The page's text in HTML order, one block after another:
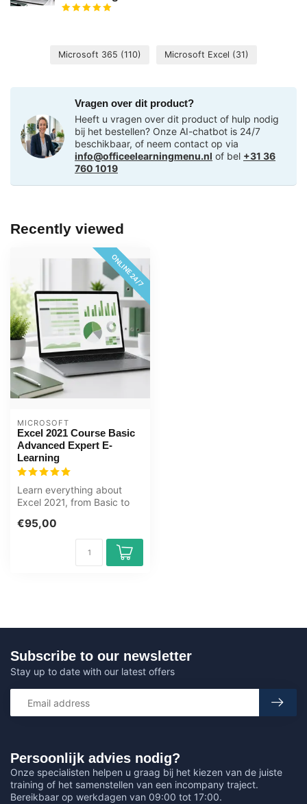
Microsoft 365 (110) Microsoft Excel (31)
Vragen over dit product?
Heeft u vragen over dit product of hulp nodig
bij het bestellen? Onze AI-chatbot is 24/7
beschikbaar, of neem contact op via
info@officeelearningmenu.nl of bel +31 36
760 1019
Recently viewed
ONLINE 24/7
MICROSOFT
Excel 2021 Course Basic
Advanced Expert E-
Learning
Learn everything about
Excel 2021, from Basic to
...
€95,00
Persoonlijk advies nodig?
Onze specialisten helpen u graag bij het kiezen van de juiste
training of het samenstellen van een incompany traject.
Bereikbaar op werkdagen van 09:00 tot 17:00.
Subscribe to our newsletter
Stay up to date with our latest offers